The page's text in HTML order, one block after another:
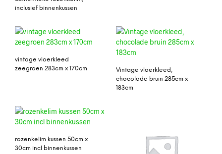
inclusief binnenkussen
vintage vloerkleed
zeegroen 283cm x 170cm
Vintage vloerkleed,
chocolade bruin 285cm x
183cm
rozenkelim kussen 50cm x
30cm incl binnenkussen